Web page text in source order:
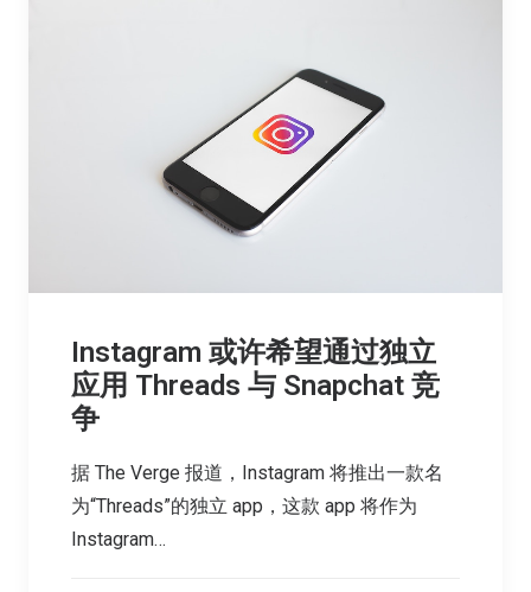
Instagram 或许希望通过独立
应用 Threads 与 Snapchat 竞
争
据 The Verge 报道，Instagram 将推出一款名
为“Threads”的独立 app，这款 app 将作为
Instagram…